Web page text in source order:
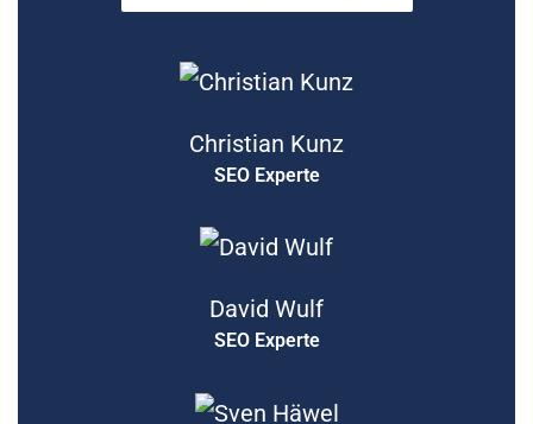
Christian Kunz
SEO Experte
David Wulf
SEO Experte